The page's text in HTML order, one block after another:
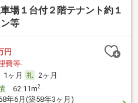
場１台付２階テナント約１
等
円
費等-
1ヶ月
2ヶ月
62.11m2
年6月(築58年3ヶ月)